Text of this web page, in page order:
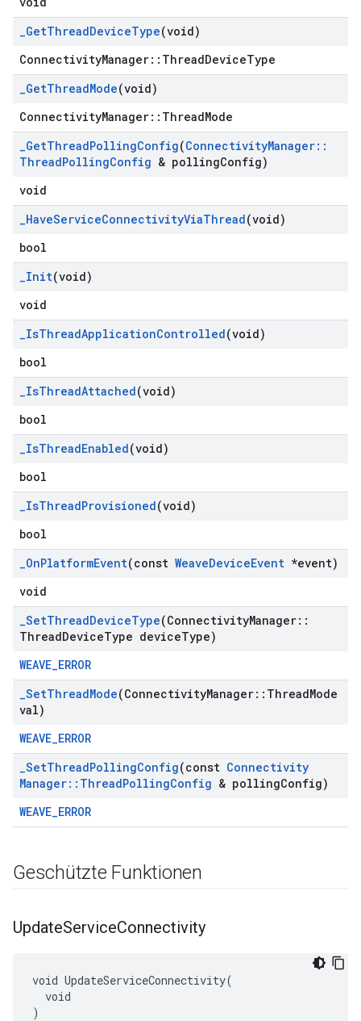
_GetThreadDeviceType(void)
ConnectivityManager::ThreadDeviceType
_GetThreadMode(void)
ConnectivityManager::ThreadMode
_GetThreadPollingConfig(ConnectivityManager::
ThreadPollingConfig & pollingConfig)
void
_HaveServiceConnectivityViaThread(void)
bool
_Init(void)
void
_IsThreadApplicationControlled(void)
bool
_IsThreadAttached(void)
bool
_IsThreadEnabled(void)
bool
_IsThreadProvisioned(void)
bool
_OnPlatformEvent(const WeaveDeviceEvent *event)
void
_SetThreadDeviceType(ConnectivityManager::
ThreadDeviceType deviceType)
WEAVE_ERROR
_SetThreadMode(ConnectivityManager:: ThreadMode
val)
WEAVE_ERROR
_SetThreadPollingConfig(const Connectivity
Manager:: ThreadPollingConfig & pollingConfig)
WEAVE_ERROR
Geschützte Funktionen
UpdateServiceConnectivity
void UpdateServiceConnectivity(
  void
)